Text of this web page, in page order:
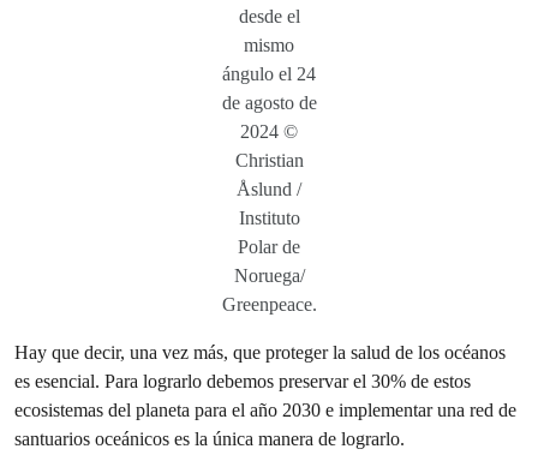
desde el
mismo
ángulo el 24
de agosto de
2024 ©
Christian
Åslund /
Instituto
Polar de
Noruega/
Greenpeace.
Hay que decir, una vez más, que proteger la salud de los océanos
es esencial. Para lograrlo debemos preservar el 30% de estos
ecosistemas del planeta para el año 2030 e implementar una red de
santuarios oceánicos es la única manera de lograrlo.